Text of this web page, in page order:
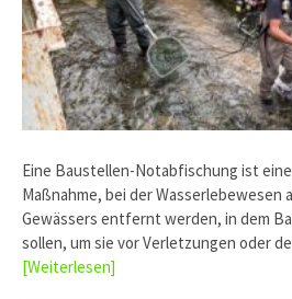
Eine Baustellen-Notabfischung ist
Maßnahme, bei der Wasserlebewesen
Gewässers entfernt werden, in dem
sollen, um sie vor Verletzungen oder
[Weiterlesen]